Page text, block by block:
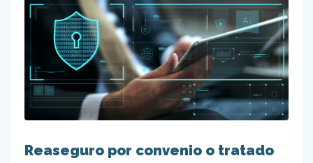
Reaseguro por convenio o tratado